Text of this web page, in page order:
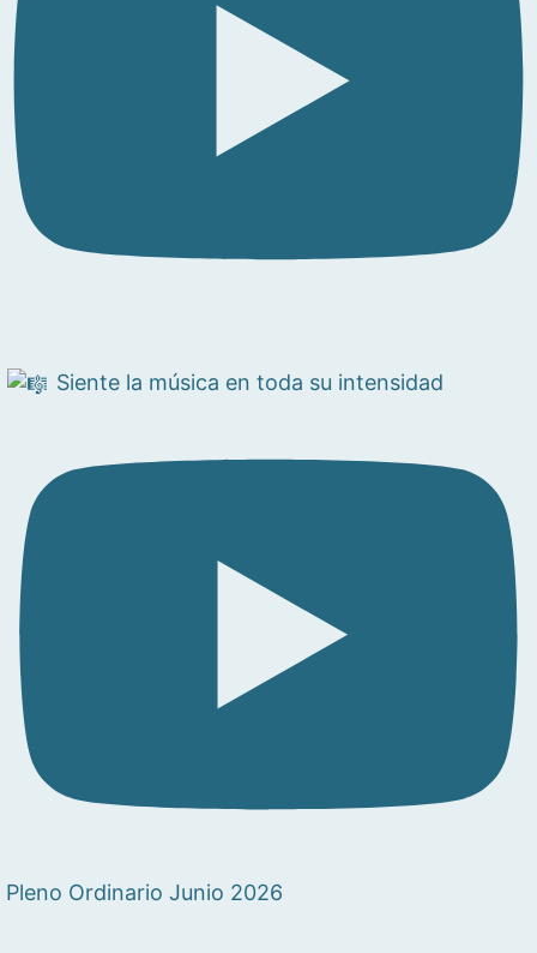
Siente la música en toda su intensidad
Pleno Ordinario Junio 2026